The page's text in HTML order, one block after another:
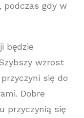
podczas gdy w
będzie
wzrost
się do
Dobre
przyczynią się